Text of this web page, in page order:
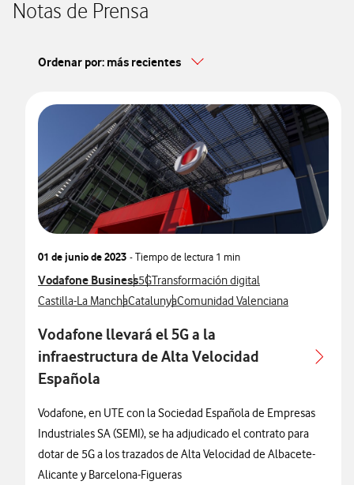
Notas de Prensa
Ordenar por: más recientes
01 de junio de 2023 - Tiempo de lectura 1 min
Ver más notas de prensa relacionados con
Vodafone BusinessVer más notas de prensa relacionados con
5GVer más notas de prensa relacionados con
Transformación digital
Ver más notas de prensa relacionados con
Castilla-La ManchaVer más notas de prensa relacionados con
CatalunyaVer más notas de prensa
Comunidad Valenciana
Vodafone llevará el 5G a la
infraestructura de Alta Velocidad
Española
Vodafone, en UTE con la Sociedad Española de Empresas
Industriales SA (SEMI), se ha adjudicado el contrato para
dotar de 5G a los trazados de Alta Velocidad de Albacete-
Alicante y Barcelona-Figueras